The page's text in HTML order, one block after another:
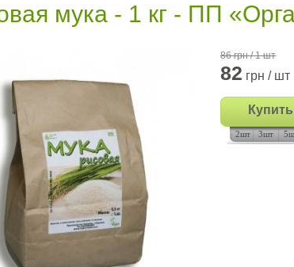
мука - 1 кг - ПП
86 грн / 1 шт
82 грн / шт
Купить
2шт 3шт